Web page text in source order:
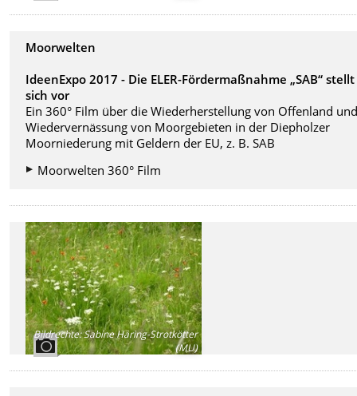
Moorwelten
IdeenExpo 2017 - Die ELER-Fördermaßnahme „SAB“ stellt
sich vor
Ein 360° Film über die Wiederherstellung von Offenland
Wiedervernässung von Moorgebieten in der Diepholzer
Moorniederung mit Geldern der EU, z. B. SAB
Moorwelten 360° Film
Bildrechte:Sabine Häring-Strotkötter
(MU)